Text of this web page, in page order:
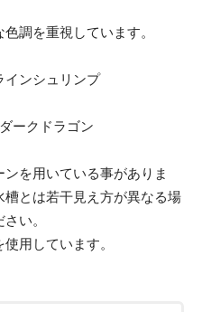
調を重視しています。
ンシュリンプ
ークドラゴン
を用いている事がありま
とは若干見え方が異なる場
い。
用しています。